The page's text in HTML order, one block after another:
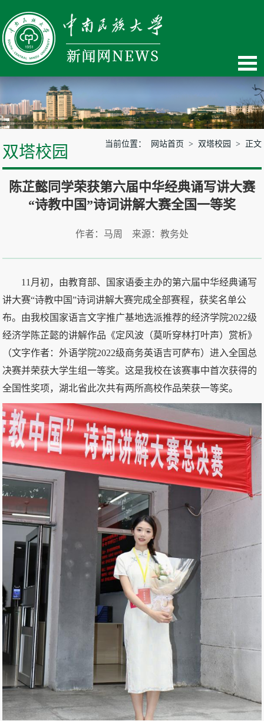
双塔校园 当前位置： 网站首页 > 双塔校园 > 正文
陈芷懿同学荣获第六届中华经典诵写讲大赛
“诗教中国”诗词讲解大赛全国一等奖
作者：马周 来源：教务处
11月初，由教育部、国家语委主办的第六届中华经典诵写
讲大赛“诗教中国”诗词讲解大赛完成全部赛程，获奖名单公
布。由我校国家语言文字推广基地选派推荐的经济学院2022级
经济学陈芷懿的讲解作品《定风波（莫听穿林打叶声）赏析》
（文字作者：外语学院2022级商务英语吉可萨布）进入全国总
决赛并荣获大学生组一等奖。这是我校在该赛事中首次获得的
全国性奖项，湖北省此次共有两所高校作品荣获一等奖。